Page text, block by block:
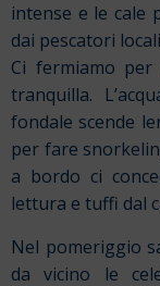
intense e le cale
dai pescatori
Ci fermiamo
tranquilla.
fondale scende
per fare
a bordo ci
lettura e tuffi dal
Nel pomeriggio
da vicino le